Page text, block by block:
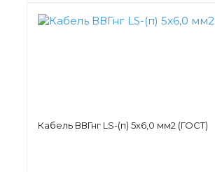
Кабель ВВГнг LS-(п) 5х6,0 мм2 (ГОСТ)